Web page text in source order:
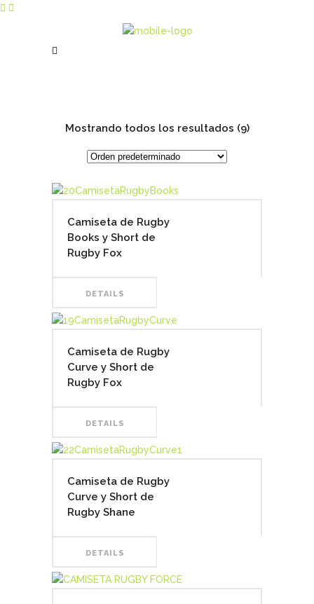
Mostrando todos los resultados (9)
Camiseta de Rugby
Books y Short de
Rugby Fox
DETAILS
Camiseta de Rugby
Curve y Short de
Rugby Fox
DETAILS
Camiseta de Rugby
Curve y Short de
Rugby Shane
DETAILS